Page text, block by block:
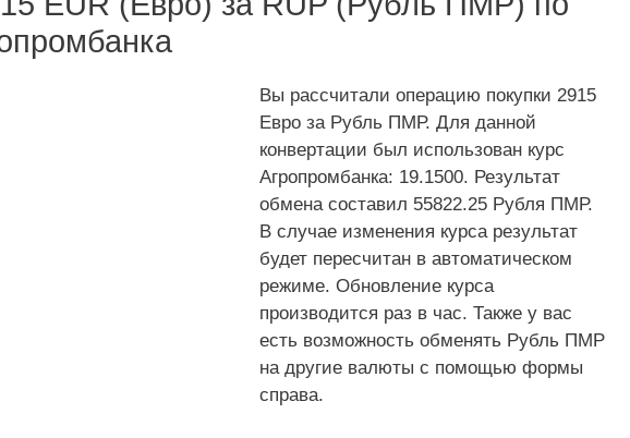
Вы рассчитали операцию покупки 2915
Евро за Рубль ПМР. Для данной
конвертации был использован курс
Агропромбанка: 19.1500. Результат
обмена составил 55822.25 Рубля ПМР.
В случае изменения курса результат
будет пересчитан в автоматическом
режиме. Обновление курса
производится раз в час. Также у вас
есть возможность обменять Рубль ПМР
на другие валюты с помощью формы
справа.